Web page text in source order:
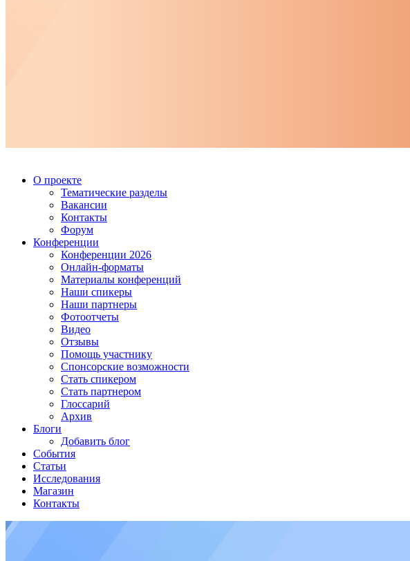
О проекте
Тематические разделы
Вакансии
Контакты
Форум
Конференции
Конференции 2026
Онлайн-форматы
Материалы конференций
Наши спикеры
Наши партнеры
Фотоотчеты
Видео
Отзывы
Помощь участнику
Спонсорские возможности
Стать спикером
Стать партнером
Глоссарий
Архив
Блоги
Добавить блог
События
Статьи
Исследования
Магазин
Контакты